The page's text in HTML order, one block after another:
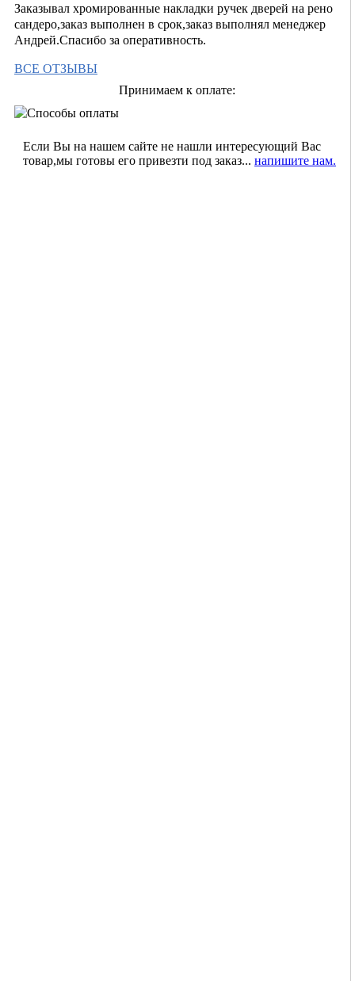
Заказывал хромированные накладки ручек дверей на рено
сандеро,заказ выполнен в срок,заказ выполнял менеджер
Андрей.Спасибо за оперативность.
ВСЕ ОТЗЫВЫ
Принимаем к оплате:
Если Вы на нашем сайте не нашли интересующий Вас
товар,мы готовы его привезти под заказ... напишите нам.